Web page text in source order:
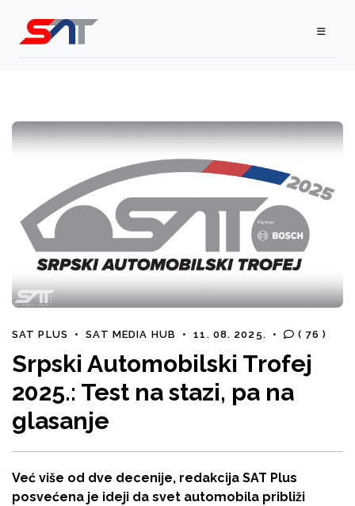
SAT PLUS • SAT MEDIA HUB • 11. 08. 2025. • ( 76 )
Srpski Automobilski Trofej
2025.: Test na stazi, pa na
glasanje
Već više od dve decenije, redakcija SAT Plus
posvećena je ideji da svet automobila približi